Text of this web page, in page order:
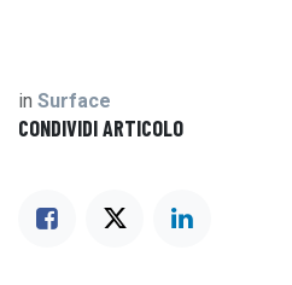
in Surface
CONDIVIDI ARTICOLO